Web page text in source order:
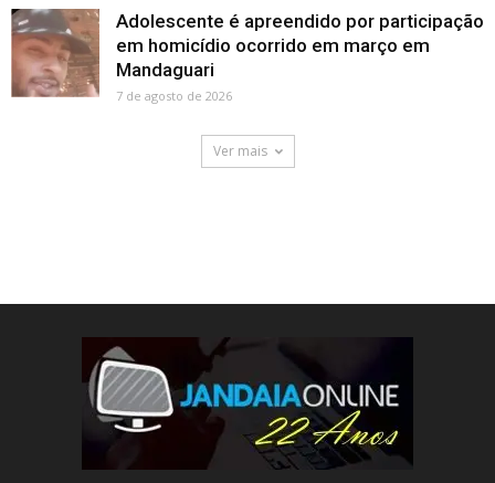
Adolescente é apreendido por participação
em homicídio ocorrido em março em
Mandaguari
7 de agosto de 2026
Ver mais